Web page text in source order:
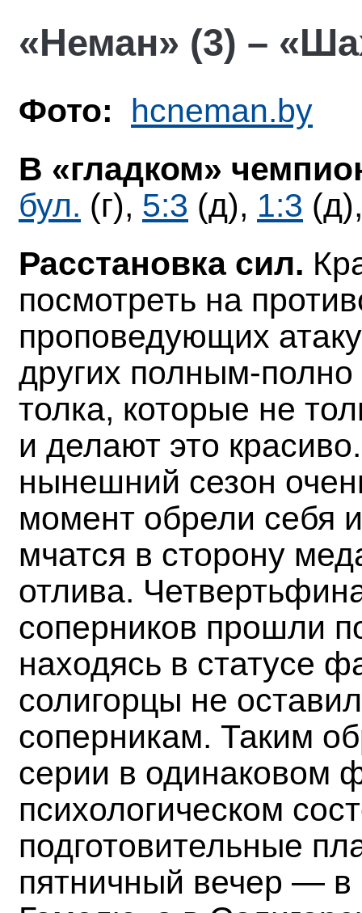
«Неман» (3) –
Фото: hcneman.by
В «гладком»
бул. (г), 5:3 (д), 1:3
Расстановка сил.
посмотреть на
проповедующих
других полным-полно
толка, которые не
и делают это
нынешний сезон
момент обрели себя
мчатся в сторону
отлива.
соперников прошли
находясь в статусе
солигорцы не
соперникам. Таким
серии в одинаковом
психологическом
подготовительные
пятничный вечер — в